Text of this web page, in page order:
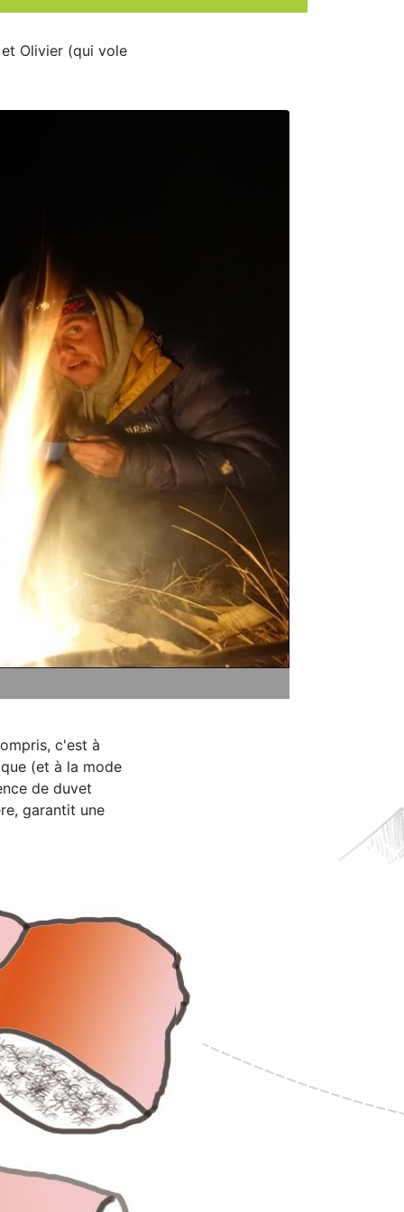
Olivier (qui vole
c'est à
(et à la mode
de duvet
garantit une